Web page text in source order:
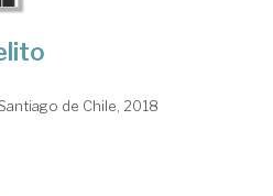
de Chile, 2018